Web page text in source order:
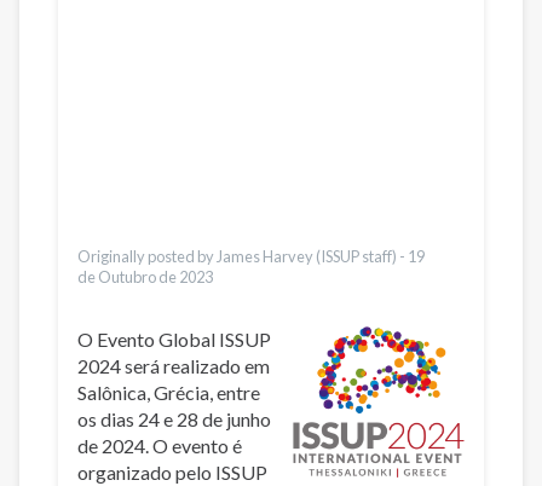
Originally posted by James Harvey (ISSUP staff) - 19
de Outubro de 2023
O Evento Global ISSUP
2024 será realizado em
Salônica, Grécia, entre
os dias 24 e 28 de junho
de 2024. O evento é
organizado pelo ISSUP